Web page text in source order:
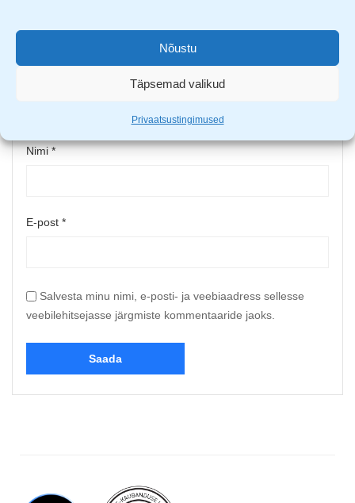
Nõustu
Täpsemad valikud
Privaatsustingimused
Upload up to 5 images or videos
Nimi*
E-post *
Salvesta minu nimi, e-posti- ja veebiaadress sellesse
veebilehitsejasse järgmiste kommentaaride jaoks.